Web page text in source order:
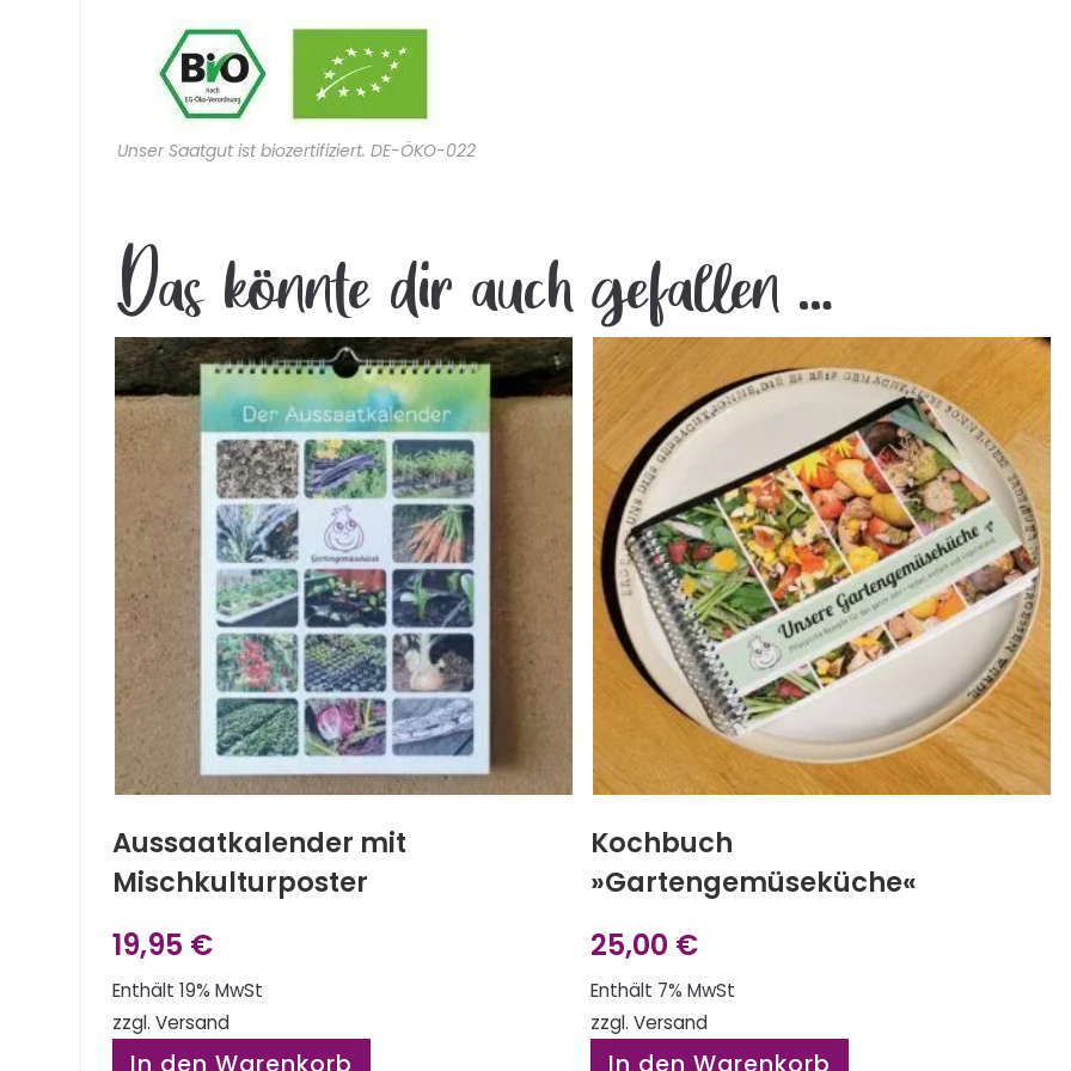
Unser Saatgut ist biozertifiziert. DE-ÖKO-022
Das könnte dir auch gefallen …
Aussaatkalender mit
Mischkulturposter
19,95 €
Enthält 19% MwSt
zzgl.Versand
In den Warenkorb
Kochbuch
»Gartengemüseküche«
25,00 €
Enthält 7% MwSt
zzgl. Versand
In den Warenkorb